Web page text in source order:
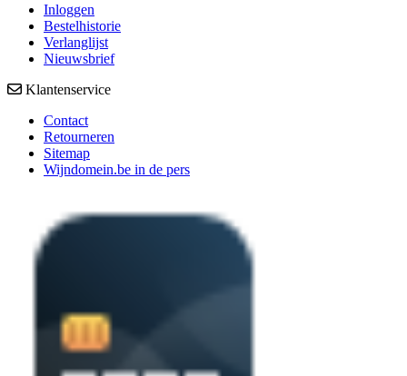
Inloggen
Bestelhistorie
Verlanglijst
Nieuwsbrief
Klantenservice
Contact
Retourneren
Sitemap
Wijndomein.be in de pers